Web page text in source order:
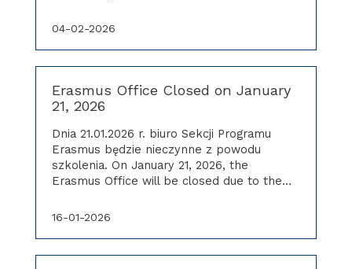
04-02-2026
Erasmus Office Closed on January
21, 2026
Dnia 21.01.2026 r. biuro Sekcji Programu
Erasmus będzie nieczynne z powodu
szkolenia. On January 21, 2026, the
Erasmus Office will be closed due to the…
16-01-2026